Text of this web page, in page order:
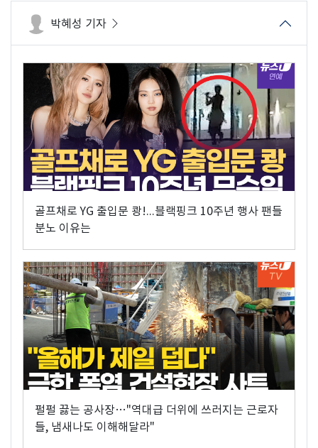
박혜성 기자
골프채로 YG 출입문 쾅!...블랙핑크 10주년 행사 팬들
분노 이유는
펄펄 끓는 공사장…"역대급 더위에 쓰러지는 근로자
들, 냄새나도 이해해달라"